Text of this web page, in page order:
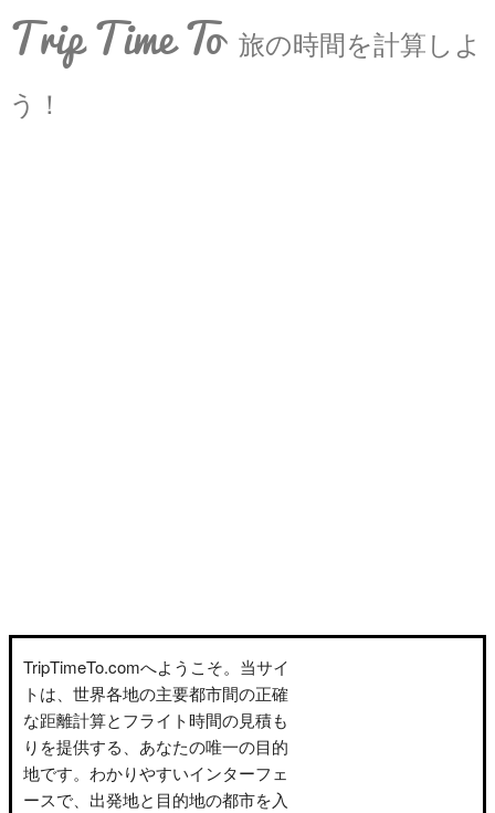
Trip Time To 旅の時間を計算しよ
う！
TripTimeTo.comへようこそ。当サイ
トは、世界各地の主要都市間の正確
な距離計算とフライト時間の見積も
りを提供する、あなたの唯一の目的
地です。わかりやすいインターフェ
ースで、出発地と目的地の都市を入